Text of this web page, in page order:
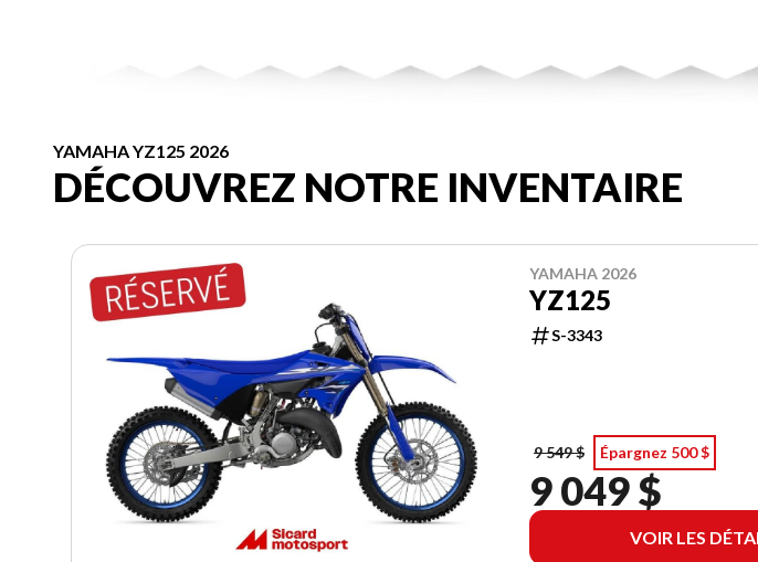
YAMAHA YZ125 2026
DÉCOUVREZ NOTRE INVENTAIRE
YAMAHA 2026
YZ125
S-3343
9 549 $ Épargnez 500 $
9 049 $
VOIR LES